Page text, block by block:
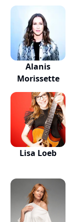
Alanis
Morissette
Lisa Loeb